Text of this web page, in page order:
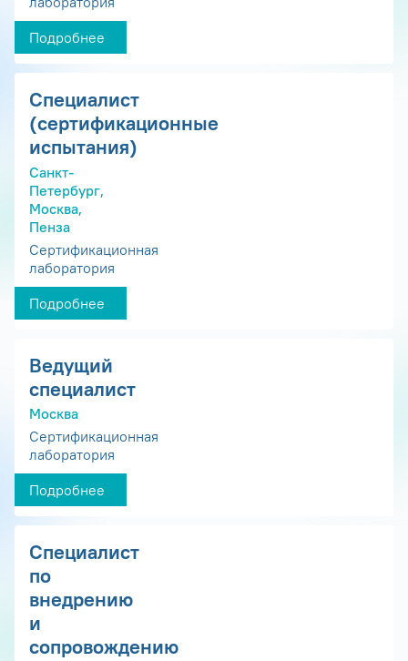
Подробнее
Специалист
(сертификационные
испытания)
Санкт-
Петербург,
Москва,
Пенза
Сертификационная
лаборатория
Подробнее
Ведущий
специалист
Москва
Сертификационная
лаборатория
Подробнее
Специалист
по
внедрению
и
сопровождению